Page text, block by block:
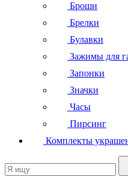
Броши
Брелки
Булавки
Зажимы для
Запонки
Значки
Часы
Пирсинг
Комплекты